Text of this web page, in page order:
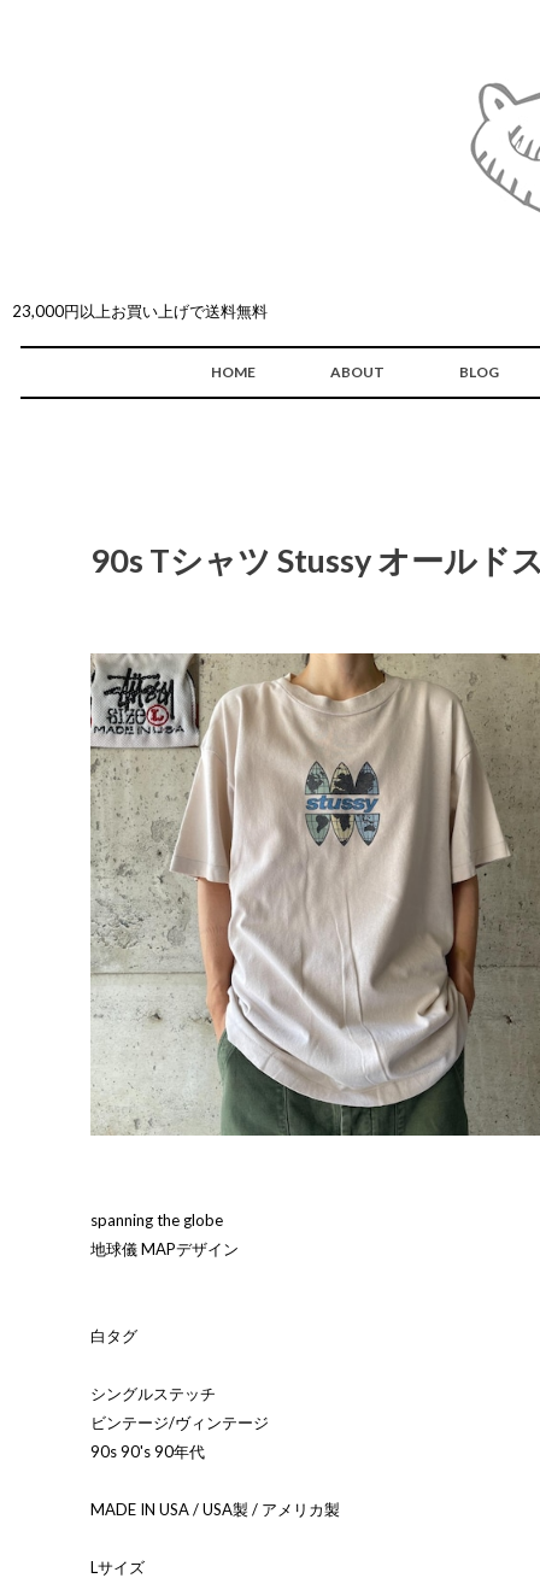
23,000円以上お買い上げで送料無料
HOME ABOUT BLOG
90s Tシャツ Stussy オールド
spanning the globe
地球儀 MAPデザイン
白タグ
シングルステッチ
ビンテージ/ヴィンテージ
90s 90's 90年代
MADE IN USA / USA製 / アメリカ製
Lサイズ